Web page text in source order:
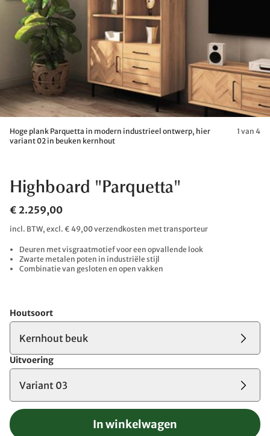
Hoge plank Parquetta in modern industrieel ontwerp, hier
variant 02 in beuken kernhout
1 van 4
Highboard "Parquetta"
€ 2.259,00
incl. BTW, excl. € 49,00 verzendkosten met transporteur
Deuren met visgraatmotief voor een opvallende look
Zwarte metalen poten in industriële stijl
Combinatie van gesloten en open vakken
Houtsoort
Kernhout beuk
Uitvoering
Variant 03
In winkelwagen